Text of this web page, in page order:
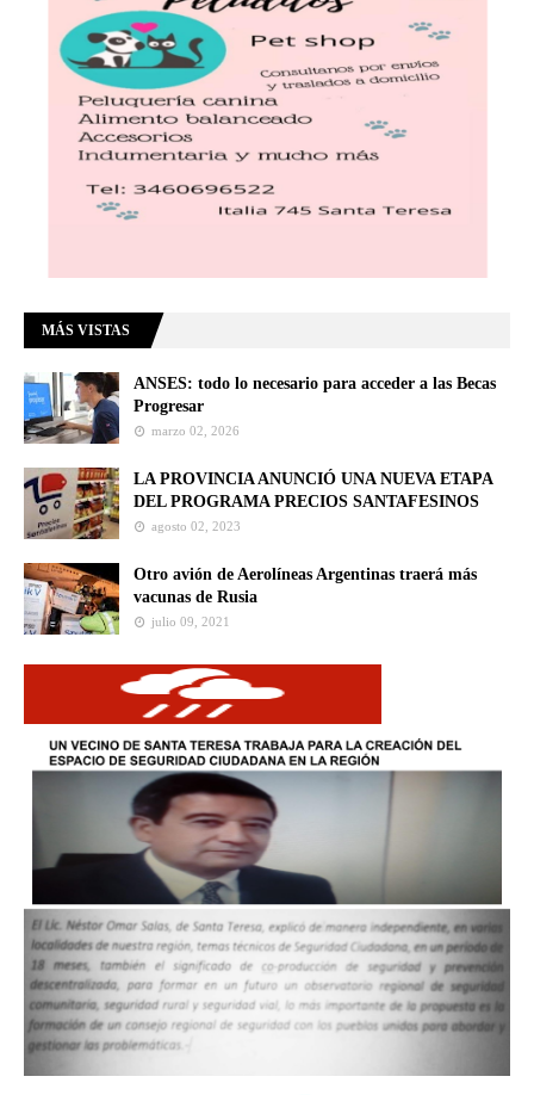
MÁS VISTAS
ANSES: todo lo necesario para acceder a las Becas
Progresar
marzo 02, 2026
LA PROVINCIA ANUNCIÓ UNA NUEVA ETAPA
DEL PROGRAMA PRECIOS SANTAFESINOS
agosto 02, 2023
Otro avión de Aerolíneas Argentinas traerá más
vacunas de Rusia
julio 09, 2021